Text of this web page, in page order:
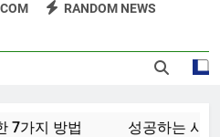
라운 효능 – 건강을 위
RANDOM NEWS
7가지 방법 성공하는 사람